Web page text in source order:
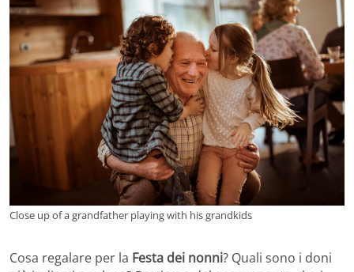
Close up of a grandfather playing with his grandkids
Cosa regalare per la Festa dei nonni? Quali sono i doni